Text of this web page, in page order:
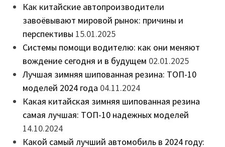
Как китайские автопроизводители
завоёвывают мировой рынок: причины и
перспективы 15.01.2025
Системы помощи водителю: как они меняют
вождение сегодня и в будущем 02.01.2025
Лучшая зимняя шипованная резина: ТОП-10
моделей 2024 года 04.11.2024
Какая китайская зимняя шипованная резина
самая лучшая: ТОП-10 надежных моделей
14.10.2024
Какой самый лучший автомобиль в 2024 году: